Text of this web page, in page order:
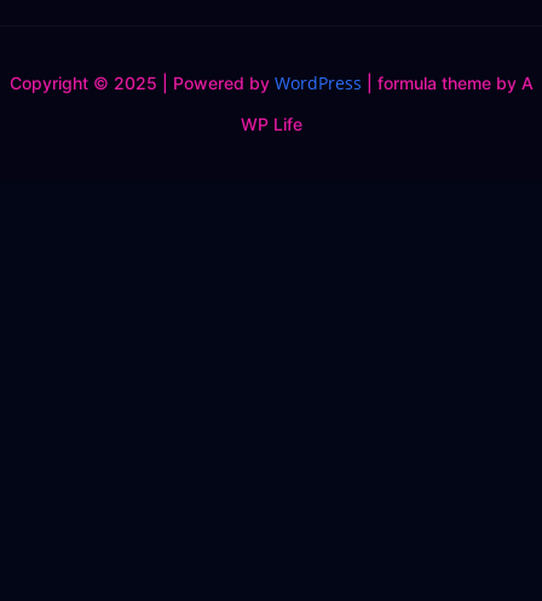
Copyright © 2025 | Powered by WordPress
formula theme by A
WP Life